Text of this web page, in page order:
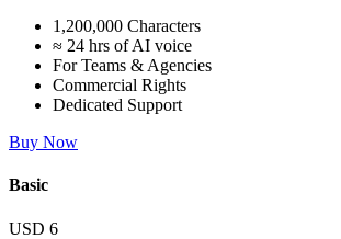
1,200,000 Characters
≈ 24 hrs of AI voice
For Teams & Agencies
Commercial Rights
Dedicated Support
Buy Now
Basic
USD 6